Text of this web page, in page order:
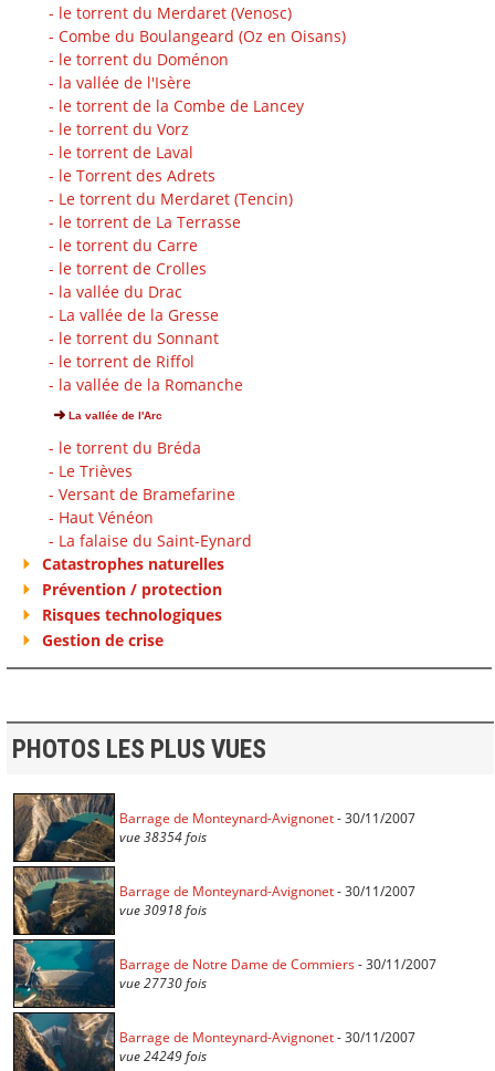
- le torrent du Merdaret (Venosc)
- Combe du Boulangeard (Oz en Oisans)
- le torrent du Doménon
- la vallée de l'Isère
- le torrent de la Combe de Lancey
- le torrent du Vorz
- le torrent de Laval
- le Torrent des Adrets
- Le torrent du Merdaret (Tencin)
- le torrent de La Terrasse
- le torrent du Carre
- le torrent de Crolles
- la vallée du Drac
- La vallée de la Gresse
- le torrent du Sonnant
- le torrent de Riffol
- la vallée de la Romanche
La vallée de l'Arc
- le torrent du Bréda
- Le Trièves
- Versant de Bramefarine
- Haut Vénéon
- La falaise du Saint-Eynard
Catastrophes naturelles
Prévention / protection
Risques technologiques
Gestion de crise
PHOTOS LES PLUS VUES
Barrage de Monteynard-Avignonet- 30/11/2007
vue 38354 fois
Barrage de Monteynard-Avignonet- 30/11/2007
vue 30918 fois
Barrage de Notre Dame de Commiers- 30/11/2007
vue 27730 fois
Barrage de Monteynard-Avignonet- 30/11/2007
vue 24249 fois